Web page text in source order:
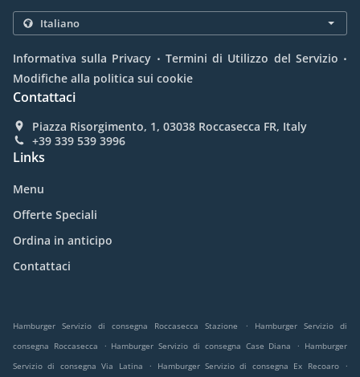
Informativa sulla Privacy . Termini di Utilizzo del Servizio .
Modifiche alla politica sui cookie
Contattaci
Piazza Risorgimento, 1, 03038 Roccasecca FR, Italy
+39 339 539 3996
Links
Menu
Offerte Speciali
Ordina in anticipo
Contattaci
Hamburger Servizio di consegna Roccasecca Stazione .
Hamburger Servizio di
consegna Roccasecca
. Hamburger Servizio di consegna Case Diana . Hamburger
Servizio di consegna Via Latina
. Hamburger Servizio di consegna Ex Recoaro
.